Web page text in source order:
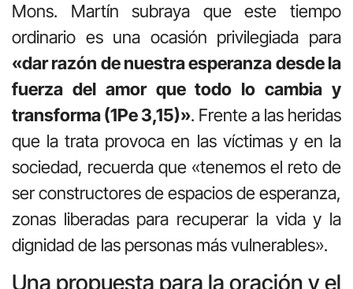
Mons. Martín subraya que este tiempo
ordinario es una ocasión privilegiada para
«dar razón de nuestra esperanza desde la
fuerza del amor que todo lo cambia y
transforma (1Pe 3,15)». Frente a las heridas
que la trata provoca en las víctimas y en la
sociedad, recuerda que «tenemos el reto de
ser constructores de espacios de esperanza,
zonas liberadas para recuperar la vida y la
dignidad de las personas más vulnerables».
Una propuesta para la oración y el